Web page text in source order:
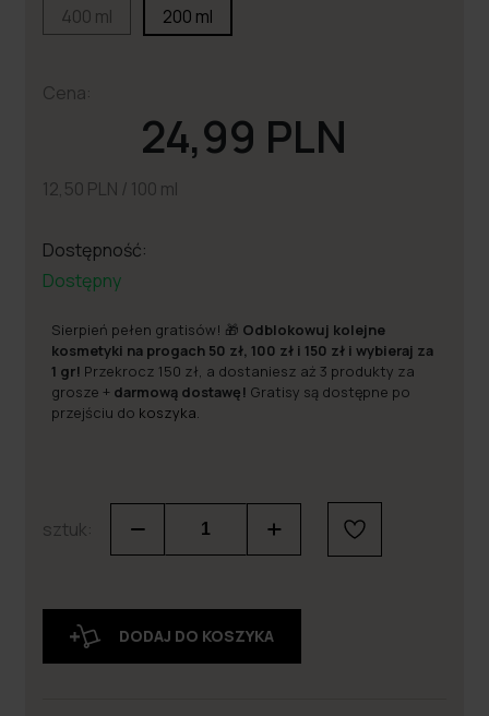
400 ml 200 ml
Cena:
24,99 PLN
12,50 PLN / 100 ml
Dostępność:
Dostępny
Sierpień pełen gratisów! 🎁 Odblokowuj kolejne
kosmetyki na progach 50 zł, 100 zł i 150 zł i wybieraj za
1 gr! Przekrocz 150 zł, a dostaniesz aż 3 produkty za
grosze + darmową dostawę! Gratisy są dostępne po
przejściu do koszyka.
sztuk:
DODAJ DO KOSZYKA